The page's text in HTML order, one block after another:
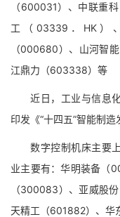
（600031）、中联重
工（03339．HK）
（000680）、山河智
江鼎力（603338）等
近日，工业与信息化
印发《“十四五”智能制
数字控制机床主要上
业主要有：华明装备（
（300083）、亚威股
天精工（601882）、华